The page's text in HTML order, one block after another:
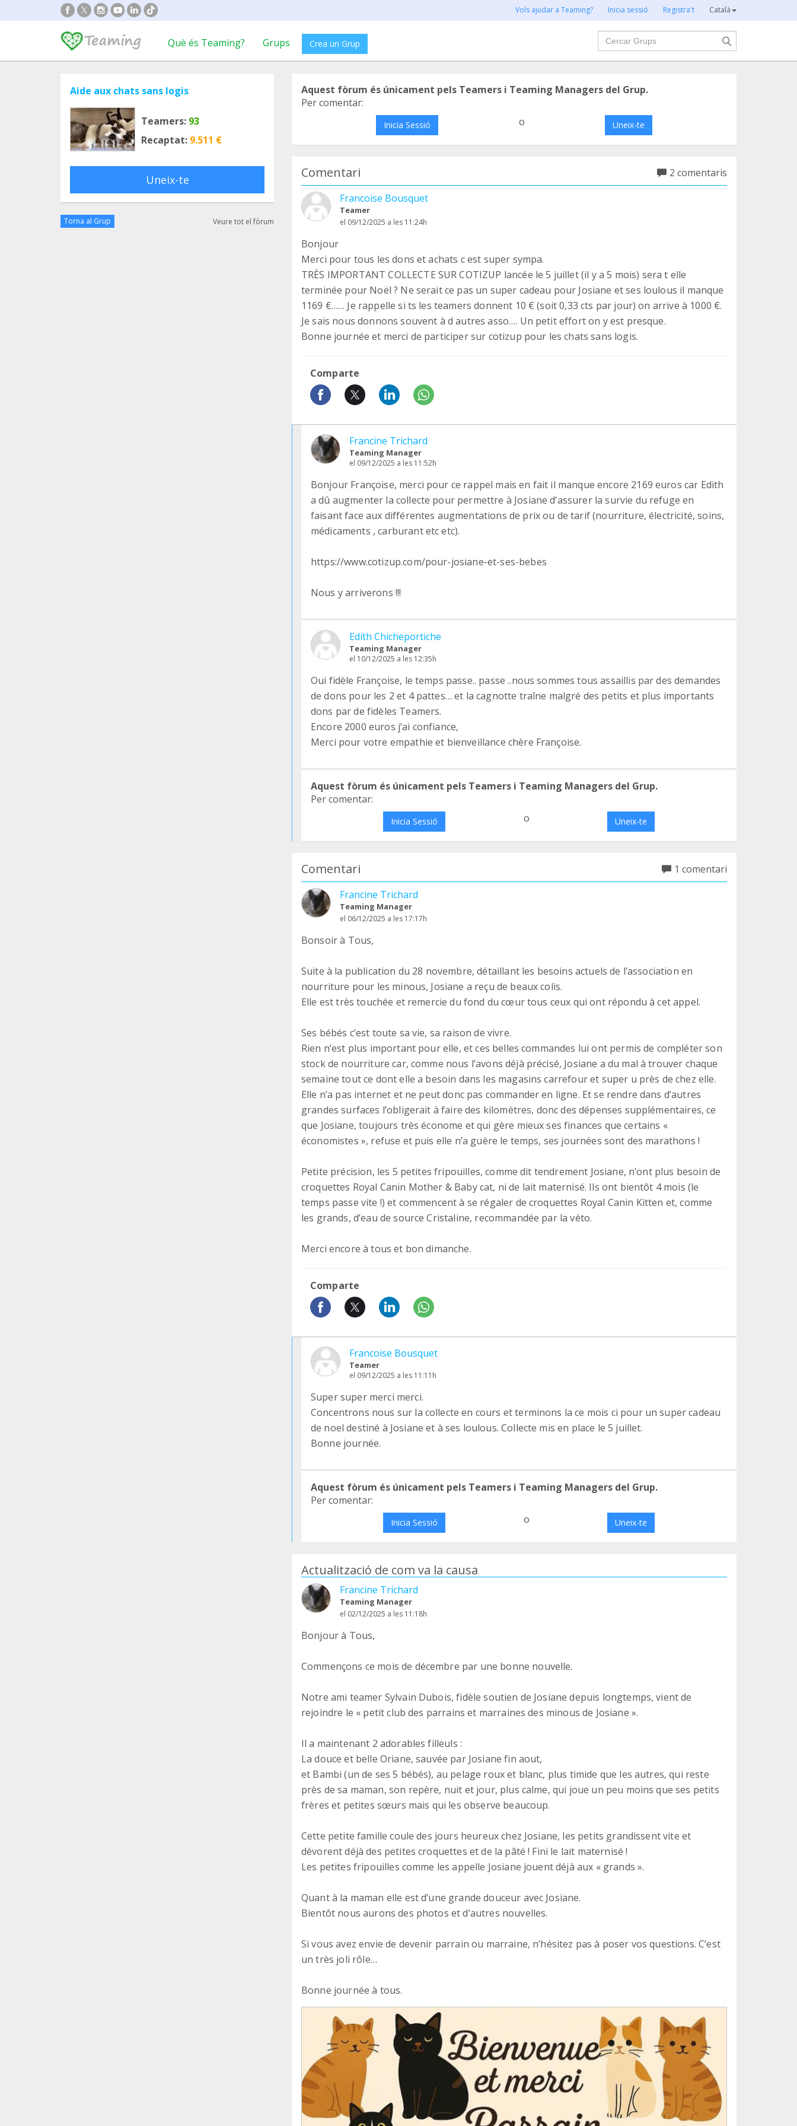
Vols ajudar a Teaming? Inicia sessió Registra't Català
Què és Teaming? Grups Crea un Grup
Cercar
Aide aux chats sans logis
Teamers: 93
Recaptat: 9.511 €
Uneix-te
Torna al Grup Veure tot el fòrum
Aquest fòrum és únicament pels Teamers i Teaming Managers del Grup.
Per comentar:
Inicia Sessió o Uneix-te
Comentari
2 comentaris
Francoise Bousquet
Teamer
el 09/12/2025 a les 11:24h
Bonjour
Merci pour tous les dons et achats c est super sympa.
TRÈS IMPORTANT COLLECTE SUR COTIZUP lancée le 5 juillet (il y a 5 mois) sera t elle
terminée pour Noël ? Ne serait ce pas un super cadeau pour Josiane et ses loulous il manque
1169 €…… Je rappelle si ts les teamers donnent 10 € (soit 0,33 cts par jour) on arrive à 1000 €.
Je sais nous donnons souvent à d autres asso…. Un petit effort on y est presque.
Bonne journée et merci de participer sur cotizup pour les chats sans logis.
Comparte
Francine Trichard
Teaming Manager
el 09/12/2025 a les 11:52h
Bonjour Françoise, merci pour ce rappel mais en fait il manque encore 2169 euros car Edith
a dû augmenter la collecte pour permettre à Josiane d’assurer la survie du refuge en
faisant face aux différentes augmentations de prix ou de tarif (nourriture, électricité, soins,
médicaments , carburant etc etc).
https://www.cotizup.com/pour-josiane-et-ses-bebes
Nous y arriverons !!!
Edith Chicheportiche
Teaming Manager
el 10/12/2025 a les 12:35h
Oui fidèle Françoise, le temps passe.. passe ..nous sommes tous assaillis par des demandes
de dons pour les 2 et 4 pattes… et la cagnotte traîne malgré des petits et plus importants
dons par de fidèles Teamers.
Encore 2000 euros j’ai confiance,
Merci pour votre empathie et bienveillance chère Françoise.
Aquest fòrum és únicament pels Teamers i Teaming Managers del Grup.
Per comentar:
Inicia Sessió o Uneix-te
Comentari
1 comentari
Francine Trichard
Teaming Manager
el 06/12/2025 a les 17:17h
Bonsoir à Tous,
Suite à la publication du 28 novembre, détaillant les besoins actuels de l’association en
nourriture pour les minous, Josiane a reçu de beaux colis.
Elle est très touchée et remercie du fond du cœur tous ceux qui ont répondu à cet appel.
Ses bébés c’est toute sa vie, sa raison de vivre.
Rien n’est plus important pour elle, et ces belles commandes lui ont permis de compléter son
stock de nourriture car, comme nous l’avons déjà précisé, Josiane a du mal à trouver chaque
semaine tout ce dont elle a besoin dans les magasins carrefour et super u près de chez elle.
Elle n’a pas internet et ne peut donc pas commander en ligne. Et se rendre dans d’autres
grandes surfaces l’obligerait à faire des kilomètres, donc des dépenses supplémentaires, ce
que Josiane, toujours très économe et qui gère mieux ses finances que certains «
économistes », refuse et puis elle n’a guère le temps, ses journées sont des marathons !
Petite précision, les 5 petites fripouilles, comme dit tendrement Josiane, n’ont plus besoin de
croquettes Royal Canin Mother & Baby cat, ni de lait maternisé. Ils ont bientôt 4 mois (le
temps passe vite !) et commencent à se régaler de croquettes Royal Canin Kitten et, comme
les grands, d’eau de source Cristaline, recommandée par la véto.
Merci encore à tous et bon dimanche.
Comparte
Francoise Bousquet
Teamer
el 09/12/2025 a les 11:11h
Super super merci merci.
Concentrons nous sur la collecte en cours et terminons la ce mois ci pour un super cadeau
de noel destiné à Josiane et à ses loulous. Collecte mis en place le 5 juillet.
Bonne journée.
Aquest fòrum és únicament pels Teamers i Teaming Managers del Grup.
Per comentar:
Inicia Sessió o Uneix-te
Actualització de com va la causa
Francine Trichard
Teaming Manager
el 02/12/2025 a les 11:18h
Bonjour à Tous,
Commençons ce mois de décembre par une bonne nouvelle.
Notre ami teamer Sylvain Dubois, fidèle soutien de Josiane depuis longtemps, vient de
rejoindre le « petit club des parrains et marraines des minous de Josiane ».
Il a maintenant 2 adorables filleuls :
La douce et belle Oriane, sauvée par Josiane fin aout,
et Bambi (un de ses 5 bébés), au pelage roux et blanc, plus timide que les autres, qui reste
près de sa maman, son repère, nuit et jour, plus calme, qui joue un peu moins que ses petits
frères et petites sœurs mais qui les observe beaucoup.
Cette petite famille coule des jours heureux chez Josiane, les petits grandissent vite et
dévorent déjà des petites croquettes et de la pâté ! Fini le lait maternisé !
Les petites fripouilles comme les appelle Josiane jouent déjà aux « grands ».
Quant à la maman elle est d’une grande douceur avec Josiane.
Bientôt nous aurons des photos et d’autres nouvelles.
Si vous avez envie de devenir parrain ou marraine, n’hésitez pas à poser vos questions. C’est
un très joli rôle…
Bonne journée à tous.